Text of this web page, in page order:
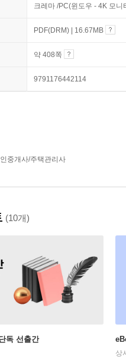
크레마 /PC(윈도우 - 4K 모
PDF(DRM) | 16.67MB
약 408쪽
9791176442114
중개사/주택관리사
(10개)
독 선출간
상